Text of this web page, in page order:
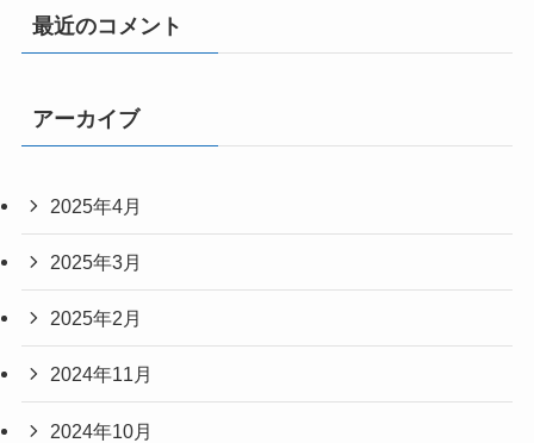
最近のコメント
アーカイブ
2025年4月
2025年3月
2025年2月
2024年11月
2024年10月